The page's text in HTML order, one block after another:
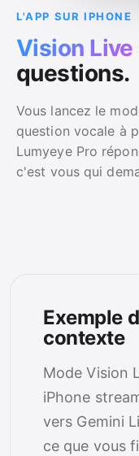
L'APP SUR IPHONE
Vision Live
questions.
Vous lancez le
question vocale à
Lumyeye Pro
c'est vous qui
Exemple
contexte
Mode Vision
iPhone
vers Gemini
ce que vous